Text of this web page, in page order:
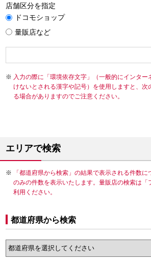
店舗区分を指定
ドコモショップ
量販店など
入力の際に「環境依存文字」（一般的にインタ
けないとされる漢字や記号）を使用しますと、次
る場合がありますのでご注意ください。
エリアで検索
「都道府県から検索」の結果で表示される件数
のみの件数を表示いたします。量販店の検索は「
利用ください。
都道府県から検索